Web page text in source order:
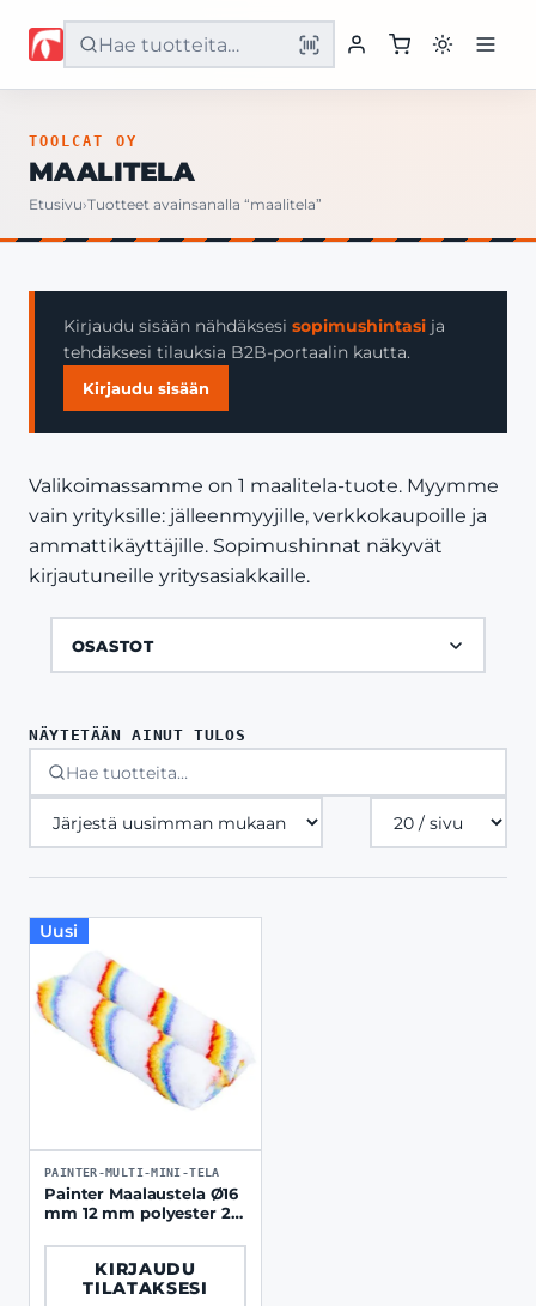
Etusivu
Yritys
Yhteystiedot
TOOLCAT OY
MAALITELA
Etusivu›Tuotteet avainsanalla “maalitela”
Kirjaudu sisään nähdäksesi sopimushintasi ja
tehdäksesi tilauksia B2B-portaalin kautta.
Kirjaudu sisään
Valikoimassamme on 1 maalitela-tuote. Myymme
vain yrityksille: jälleenmyyjille, verkkokaupoille ja
ammattikäyttäjille. Sopimushinnat näkyvät
kirjautuneille yritysasiakkaille.
OSASTOT
NÄYTETÄÄN AINUT TULOS
Tuotteita
sivulla
Uusi
PAINTER-MULTI-MINI-TELA
Painter Maalaustela Ø16
mm 12 mm polyester 2
KIRJAUDU
TILATAKSESI